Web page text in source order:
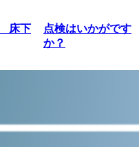
点検はいかがです
か？